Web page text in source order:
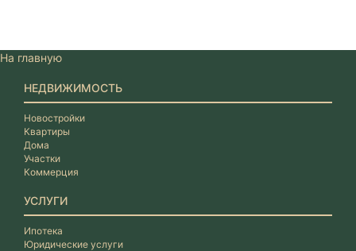
На главную
НЕДВИЖИМОСТЬ
Новостройки
Квартиры
Дома
Участки
Коммерция
УСЛУГИ
Ипотека
Юридические услуги